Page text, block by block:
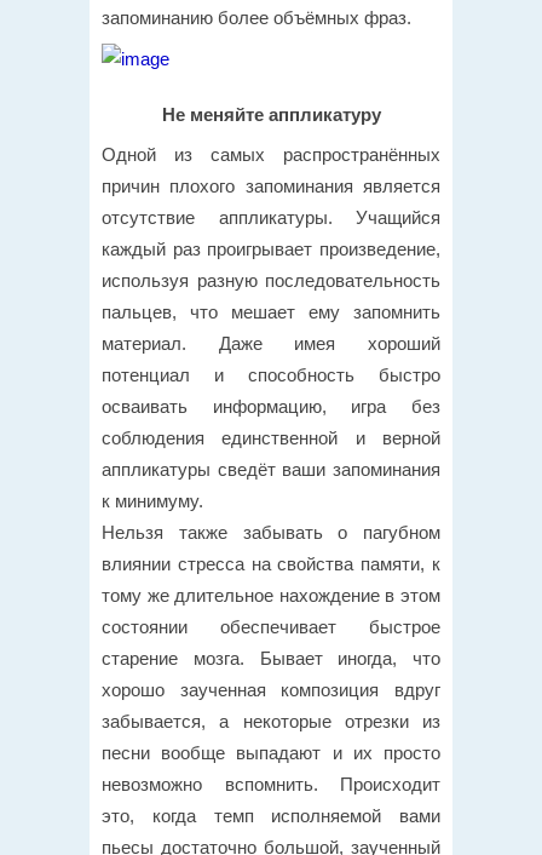
запоминанию более объёмных фраз.
Не меняйте аппликатуру
Одной из самых распространённых
причин плохого запоминания является
отсутствие аппликатуры. Учащийся
каждый раз проигрывает произведение,
используя разную последовательность
пальцев, что мешает ему запомнить
материал. Даже имея хороший
потенциал и способность быстро
осваивать информацию, игра без
соблюдения единственной и верной
аппликатуры сведёт ваши запоминания
к минимуму.
Нельзя также забывать о пагубном
влиянии стресса на свойства памяти, к
тому же длительное нахождение в этом
состоянии обеспечивает быстрое
старение мозга. Бывает иногда, что
хорошо заученная композиция вдруг
забывается, а некоторые отрезки из
песни вообще выпадают и их просто
невозможно вспомнить. Происходит
это, когда темп исполняемой вами
пьесы достаточно большой, заученный